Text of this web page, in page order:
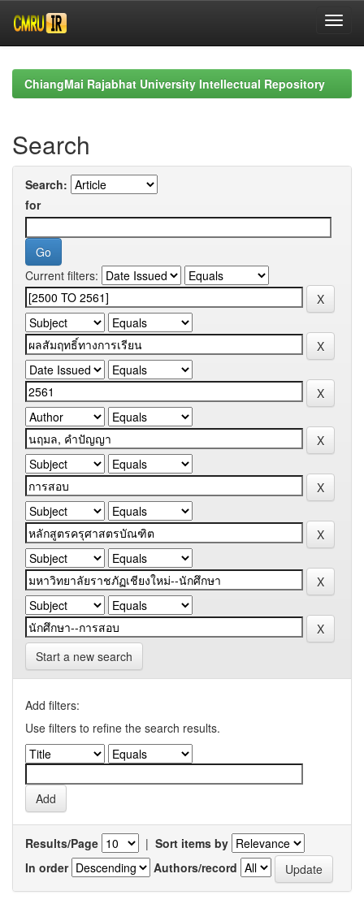
navigationChiangMai Rajabhat University Intellectual Repository
Search
Search:
for
Current filters:
Start a new search
Add filters:
Use filters to refine the search results.
Results/Page | Sort items by
In order
Authors/record